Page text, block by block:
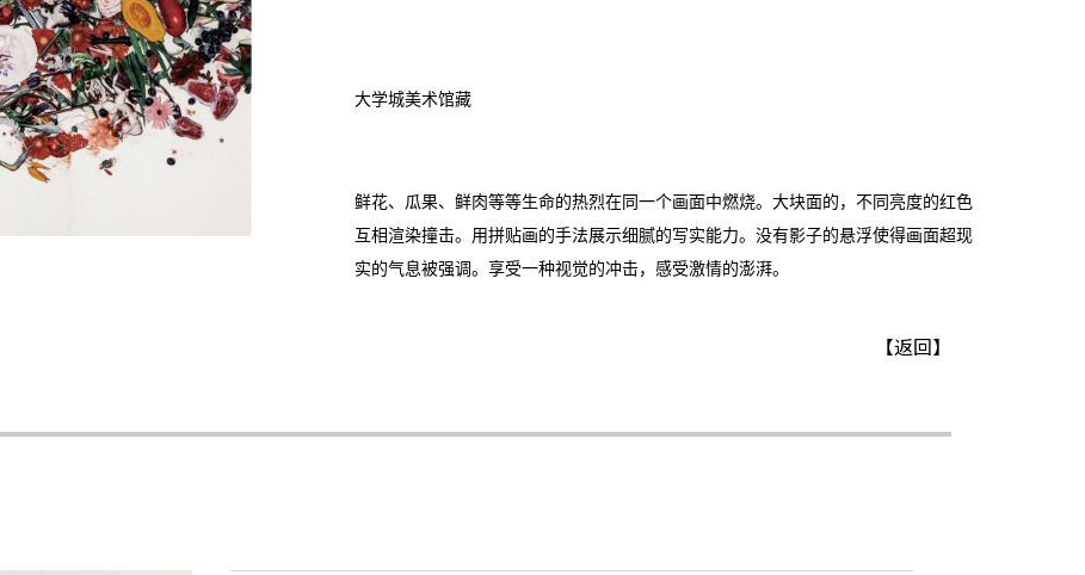
大学城美术馆藏
鲜花、瓜果、鲜肉等等生命的热烈在同一个画面中燃烧。大块面的，不同亮度的红色
互相渲染撞击。用拼贴画的手法展示细腻的写实能力。没有影子的悬浮使得画面超现
实的气息被强调。享受一种视觉的冲击，感受激情的澎湃。
【返回】